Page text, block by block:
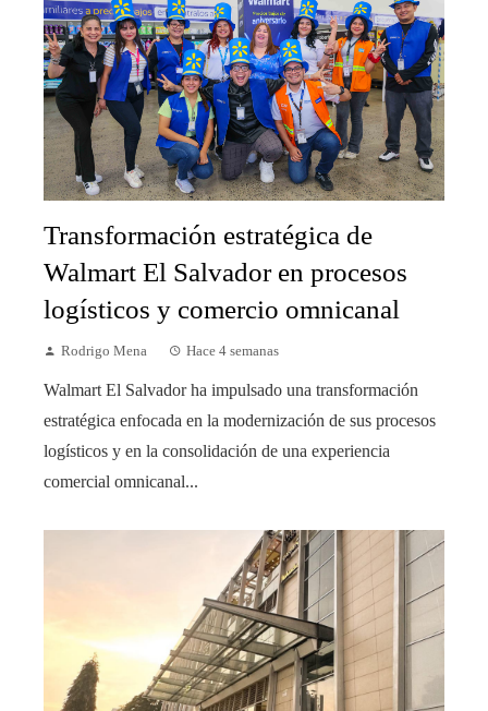
Transformación estratégica de
Walmart El Salvador en procesos
logísticos y comercio omnicanal
Rodrigo Mena Hace 4 semanas
Walmart El Salvador ha impulsado una transformación
estratégica enfocada en la modernización de sus procesos
logísticos y en la consolidación de una experiencia
comercial omnicanal...